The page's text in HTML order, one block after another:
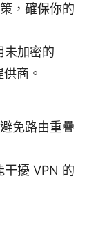
，確保你的
未加密的
商。
免路由重疊
干擾 VPN 的